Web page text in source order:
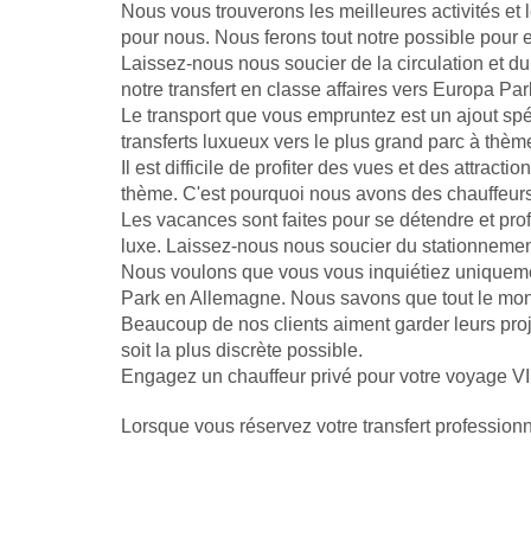
Nous vous trouverons les meilleures activités
pour nous. Nous ferons tout notre possible
Laissez-nous nous soucier de la circulation et
notre transfert en classe affaires vers Europa
Le transport que vous empruntez est un ajout
transferts luxueux vers le plus grand parc à
Il est difficile de profiter des vues et des
thème. C'est pourquoi nous avons des
Les vacances sont faites pour se détendre et
luxe. Laissez-nous nous soucier du
Nous voulons que vous vous inquiétiez
Park en Allemagne. Nous savons que tout le
Beaucoup de nos clients aiment garder leurs
soit la plus discrète possible.
Engagez un chauffeur privé pour votre voyage
Lorsque vous réservez votre transfert
Réservez simplement un transfert en limousine
Tout le monde mérite et a besoin d'une pause